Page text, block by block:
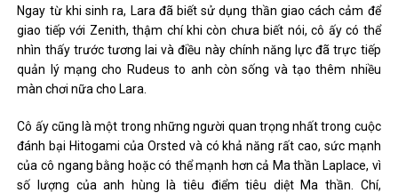
Ngay từ khi sinh ra, Lara đã biết sử dụng thần giao cách cảm để
giao tiếp với Zenith, thậm chí khi còn chưa biết nói, cô ấy có thể
nhìn thấy trước tương lai và điều này chính năng lực đã trực tiếp
quản lý mạng cho Rudeus to anh còn sống và tạo thêm nhiều
màn chơi nữa cho Lara.
Cô ấy cũng là một trong những người quan trọng nhất trong cuộc
đánh bại Hitogami của Orsted và có khả năng rất cao, sức mạnh
của cô ngang bằng hoặc có thể mạnh hơn cả Ma thần Laplace, vì
số lượng của anh hùng là tiêu điểm tiêu diệt Ma thần. Chí,